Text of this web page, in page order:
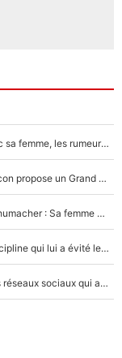
F1 : Charles Leclerc surpris par les paparazzis avec sa femme, les rumeurs étaient vraies !
Comme pour le final du Tour de France, Esteban Ocon propose un Grand Prix de Formule 1 à Paris : «Autour de l’Arc de Triomphe, ce serait génial» !
Nouvelle rumeur autour de la santé de Michael Schumacher : Sa femme Corinna sort du silence
F1 - Lewis Hamilton victime de harcèlement, la discipline qui lui a évité le pire : «J'aurais probablement mal tourné»
Lewis Hamilton : Le talent inattendu dévoilé sur les réseaux sociaux qui a impressionné Kim Kardashian pendant leurs vacances en amoureux !